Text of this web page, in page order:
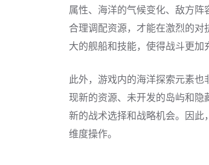
属性、海洋的气候变化、敌方阵
合理调配资源，才能在激烈的
大的舰船和技能，使得战斗更加
此外，游戏内的海洋探索元素
现新的资源、未开发的岛屿和
新的战术选择和战略机会。因
维度操作。